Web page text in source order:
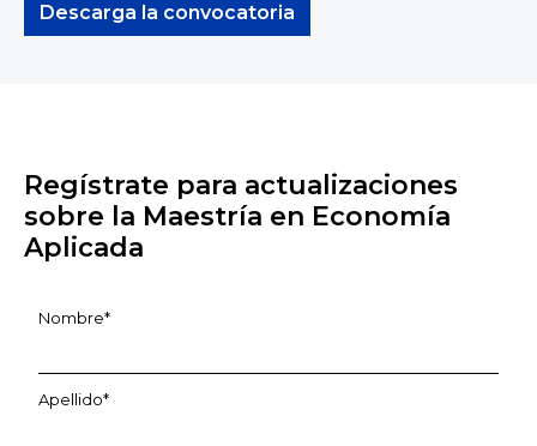
Descarga la convocatoria